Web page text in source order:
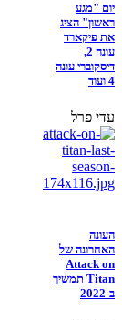
יום "מגע
ראשון" הציג
את פיקארד
עונה 2,
דיסקוברי עונה
4 ועוד
עדי פרל
העונה
האחרונה של
Attack on
Titan תמשיך
ב-2022